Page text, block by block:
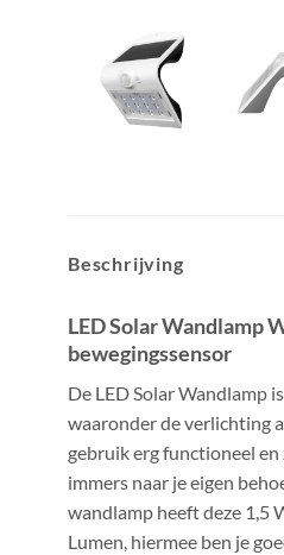
Beschrijving
LED Solar Wandlamp
bewegingssensor
De LED Solar Wandlamp
waaronder de verlichting
gebruik erg functioneel
immers naar je eigen
wandlamp heeft deze 1,5
Lumen, hiermee ben je